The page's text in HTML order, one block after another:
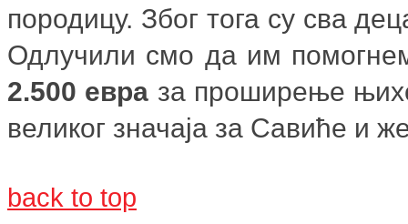
породицу. Због тога су сва
Одлучили смо да им
2.500 евра за проширење
великог значаја за Савиће и
back to top